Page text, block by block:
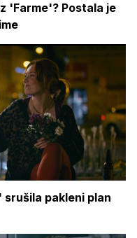
'Farme'? Postala je
srušila pakleni plan